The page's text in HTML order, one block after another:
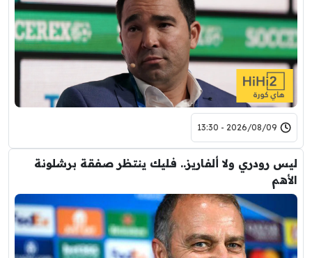
2026/08/09 - 13:30
ليس رودري ولا ألفاريز.. فليك ينتظر صفقة برشلونة
الأهم